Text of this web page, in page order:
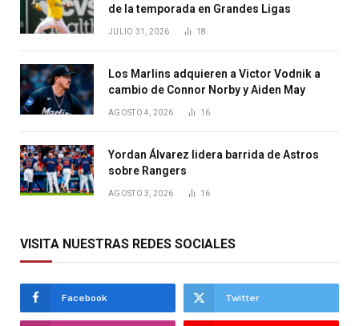
de la temporada en Grandes Ligas
JULIO 31, 2026 18
Los Marlins adquieren a Victor Vodnik a
cambio de Connor Norby y Aiden May
AGOSTO 4, 2026 16
Yordan Álvarez lidera barrida de Astros
sobre Rangers
AGOSTO 3, 2026 16
VISITA NUESTRAS REDES SOCIALES
Facebook Twitter